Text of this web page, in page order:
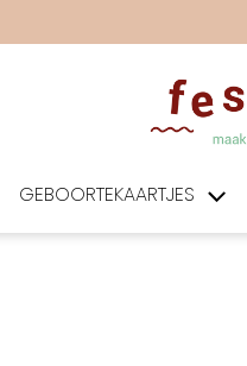
GEBOORTEKAARTJES